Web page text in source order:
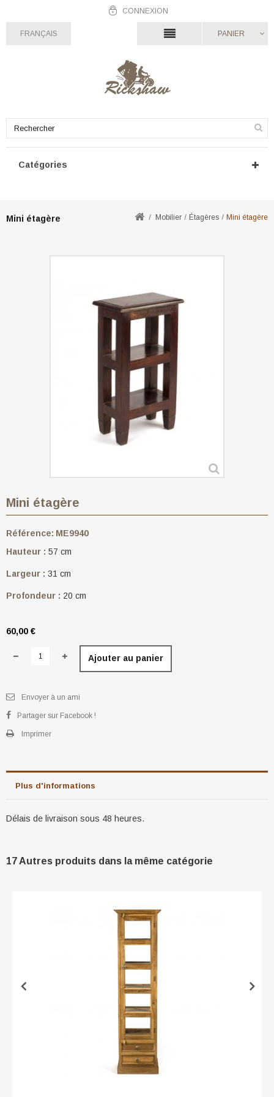
CONNEXION
FRANÇAIS PANIER
Catégories
Mini étagère Mobilier Étagères Mini étagère
Mini étagère
Référence: ME9940
Hauteur : 57 cm
Largeur : 31 cm
Profondeur : 20 cm
60,00 €
Ajouter au panier
Envoyer à un ami
Partager sur Facebook !
Imprimer
Plus d'informations
Délais de livraison sous 48 heures.
17 Autres produits dans la même catégorie